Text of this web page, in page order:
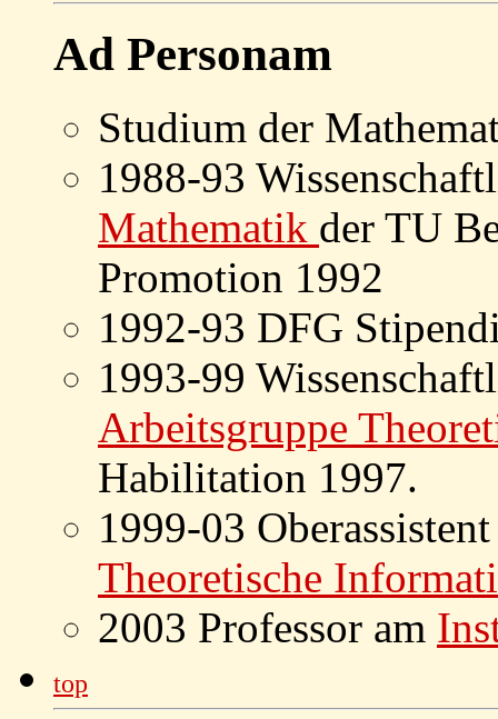
Ad Personam
Studium der
1988-93
Mathematik der TU
Promotion 1992
1992-93 DFG
1993-99
Arbeitsgruppe
Habilitation 1997.
1999-03
Theoretische
2003 Professor am
top